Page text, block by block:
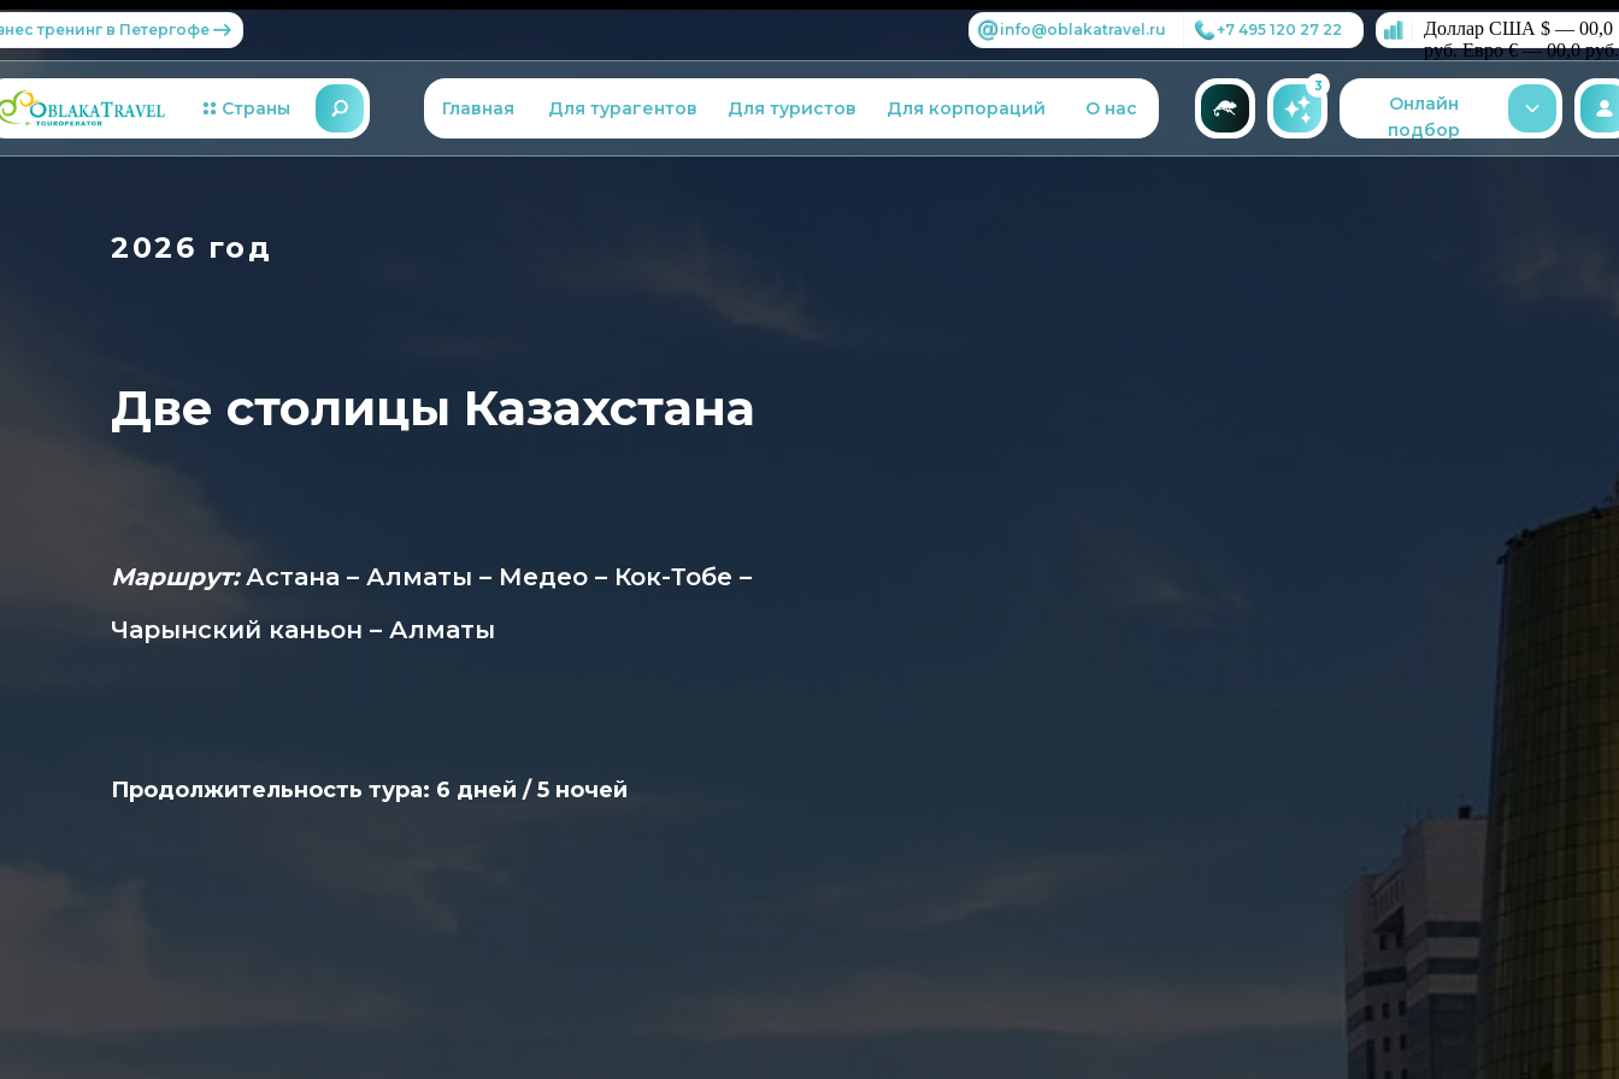
info@oblakatravel.ru +7 495 120 27 22
Доллар США $ — 00,0
руб. Евро € — 00,0 руб.
тренинг в Петергофе
Онлайн
подбор
Страны Главная Для турагентов Для туристов Для корпораций О нас
3
2026 год
Две столицы Казахстана
Маршрут:Астана – Алматы – Медео – Кок-Тобе –
Чарынский каньон – Алматы
Продолжительность тура: 6 дней / 5 ночей